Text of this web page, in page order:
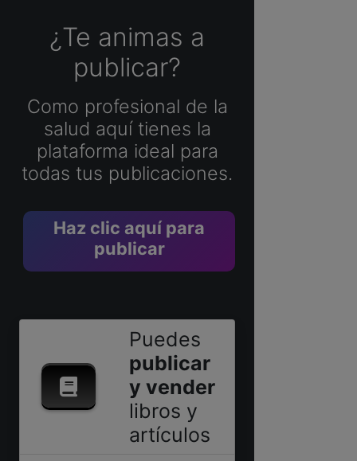
¿Te animas a
publicar?
Como profesional de la
salud aquí tienes la
plataforma ideal para
todas tus publicaciones.
Haz clic aquí para
publicar
Puedes
publicar
y vender
libros y
artículos